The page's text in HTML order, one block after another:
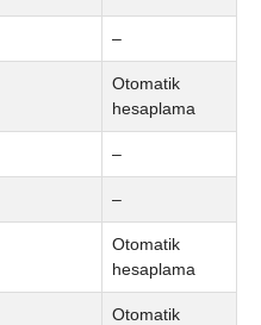
–
Otomatik
hesaplama
–
–
Otomatik
hesaplama
Otomatik